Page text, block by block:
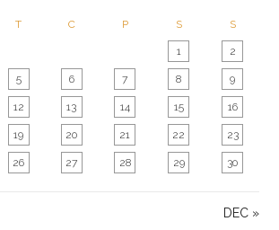
T C P S S
DEC »
1 2
5 6 7 8 9
12 13 14 15 16
19 20 21 22 23
26 27 28 29 30